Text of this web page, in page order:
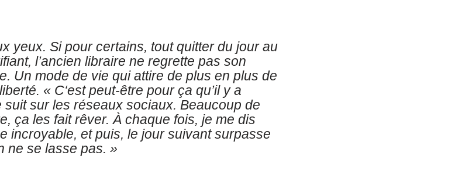
yeux. Si pour certains, tout quitter du jour au
l’ancien libraire ne regrette pas son
Un mode de vie qui attire de plus en plus de
« C‘est peut-être pour ça qu’il y a
sur les réseaux sociaux. Beaucoup de
ça les fait rêver.À chaque fois, je me dis
incroyable, et puis, le jour suivant surpasse
ne se lasse pas. »